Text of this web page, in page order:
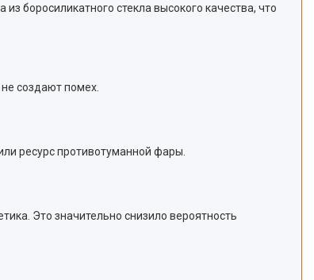
боросиликатного стекла высокого качества, что
создают помех.
ресурс противотуманной фары.
Это значительно снизило вероятность